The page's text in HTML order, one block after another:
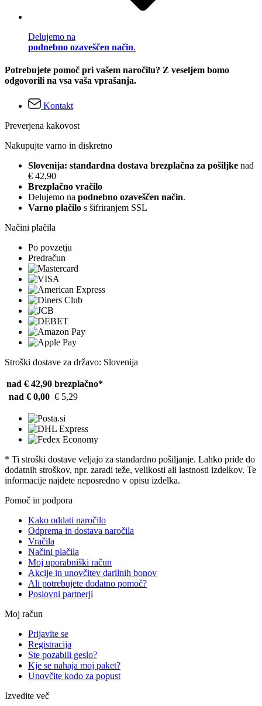
Delujemo na
podnebno ozaveščen način.
Potrebujete pomoč pri vašem naročilu? Z veseljem bomo
odgovorili na vsa vaša vprašanja.
Kontakt
Preverjena kakovost
Nakupujte varno in diskretno
Slovenija: standardna dostava brezplačna za pošiljke nad
€ 42,90
Brezplačno vračilo
Delujemo na podnebno ozaveščen način.
Varno plačilo s šifriranjem SSL
Načini plačila
Po povzetju
Predračun
Stroški dostave za državo: Slovenija
nad € 42,90 brezplačno*
nad € 0,00 € 5,29
* Ti stroški dostave veljajo za standardno pošiljanje. Lahko pride do
dodatnih stroškov, npr. zaradi teže, velikosti ali lastnosti izdelkov. Te
informacije najdete neposredno v opisu izdelka.
Pomoč in podpora
Kako oddati naročilo
Odprema in dostava naročila
Vračila
Načini plačila
Moj uporabniški račun
Akcije in unovčitev darilnih bonov
Ali potrebujete dodatno pomoč?
Poslovni partnerji
Moj račun
Prijavite se
Registracija
Ste pozabili geslo?
Kje se nahaja moj paket?
Unovčite kodo za popust
Izvedite več